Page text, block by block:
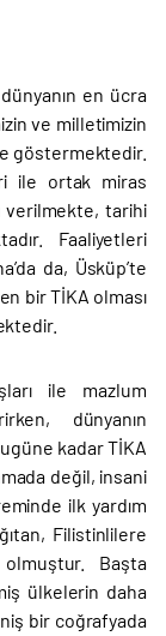
en ücra
ve milletimizin
göstermektedir.
ile ortak miras
verilmekte, tarihi
Faaliyetleri
da, Üsküp’te
bir TİKA olması
ile mazlum
dünyanın
kadar TİKA
değil, insani
ilk yardım
Filistinlilere
Başta
ülkelerin daha
bir coğrafyada